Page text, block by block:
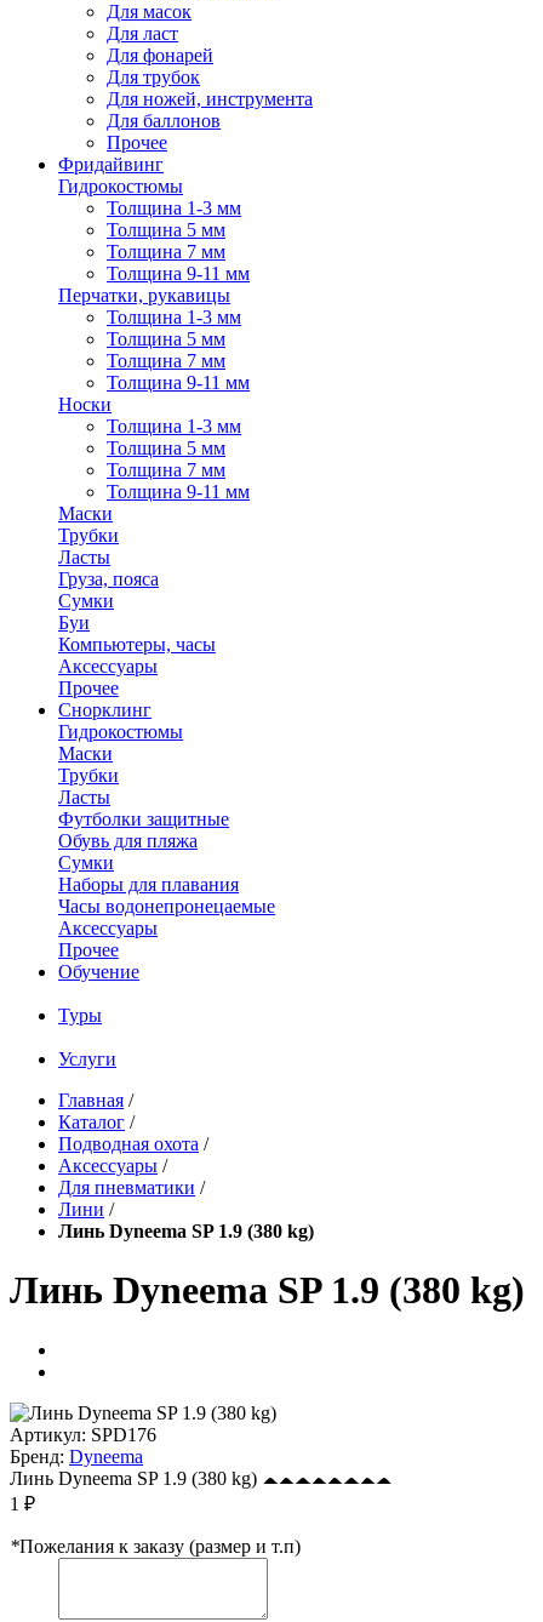
Для масок
Для ласт
Для фонарей
Для трубок
Для ножей, инструмента
Для баллонов
Прочее
Фридайвинг
Гидрокостюмы
Толщина 1-3 мм
Толщина 5 мм
Толщина 7 мм
Толщина 9-11 мм
Перчатки, рукавицы
Толщина 1-3 мм
Толщина 5 мм
Толщина 7 мм
Толщина 9-11 мм
Носки
Толщина 1-3 мм
Толщина 5 мм
Толщина 7 мм
Толщина 9-11 мм
Маски
Трубки
Ласты
Груза, пояса
Сумки
Буи
Компьютеры, часы
Аксессуары
Прочее
Снорклинг
Гидрокостюмы
Маски
Трубки
Ласты
Футболки защитные
Обувь для пляжа
Сумки
Наборы для плавания
Часы водонепронецаемые
Аксессуары
Прочее
Обучение
Туры
Услуги
Главная /
Каталог /
Подводная охота /
Аксессуары /
Для пневматики /
Лини /
Линь Dyneema SP 1.9 (380 kg)
Линь Dyneema SP 1.9 (380 kg)
Артикул: SPD176
Бренд: Dyneema
Линь Dyneema SP 1.9 (380 kg)
1 ₽
*Пожелания к заказу (размер и т.п)